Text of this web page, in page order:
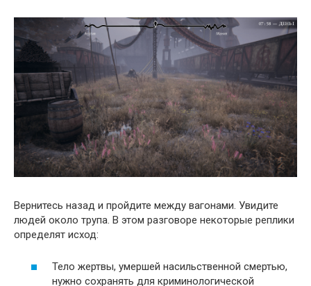
Вернитесь назад и пройдите между вагонами. Увидите
людей около трупа. В этом разговоре некоторые реплики
определят исход:
Тело жертвы, умершей насильственной смертью,
нужно сохранять для криминологической